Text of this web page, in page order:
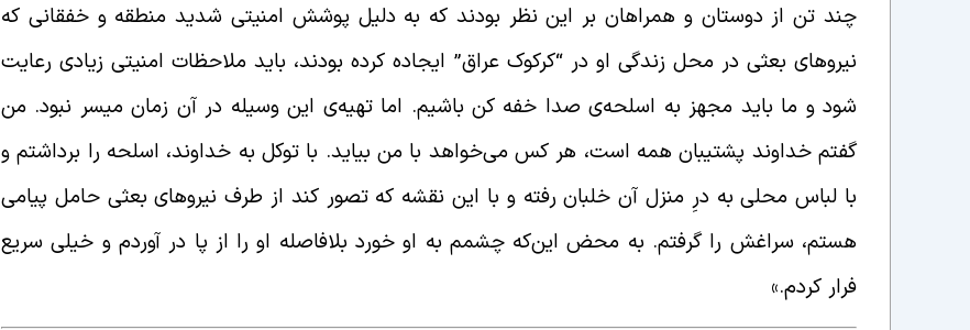
چند تن از دوستان و همراهان بر این نظر بودند که به دلیل پوشش امنیتی شدید منطقه و خفقانی که
نیروهای بعثی در محل زندگی او در “کرکوک عراق” ایجاده کرده بودند، باید ملاحظات امنیتی زیادی رعایت
شود و ما باید مجهز به اسلحه‌ی صدا خفه کن باشیم. اما تهیه‌ی این وسیله در آن زمان میسر نبود. من
گفتم خداوند پشتیبان همه است، هر کس می‌خواهد با من بیاید. با توکل به خداوند، اسلحه را برداشتم و
با لباس محلی به درِ منزل آن خلبان رفته و با این نقشه که تصور کند از طرف نیروهای بعثی حامل پیامی
هستم، سراغش را گرفتم. به محض این‌که چشمم به او خورد بلافاصله او را از پا در آوردم و خیلی سریع
فرار کردم.»